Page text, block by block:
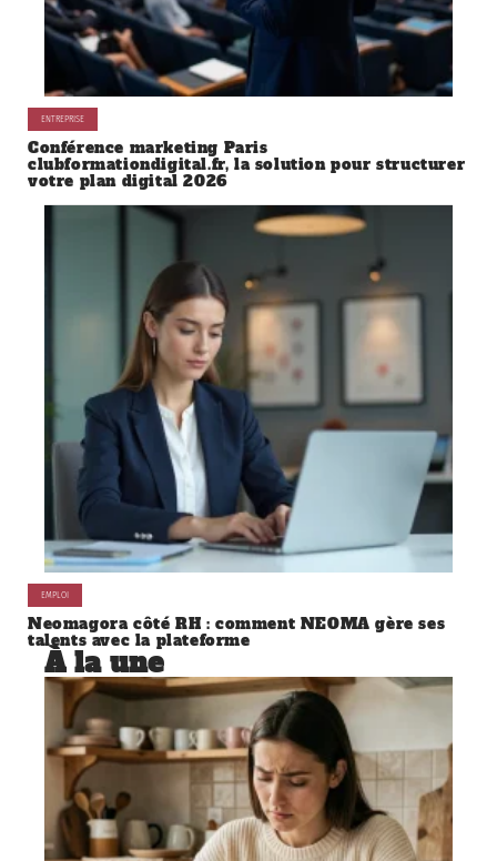
Sous les projecteurs
ENTREPRISE
Conférence marketing Paris
clubformationdigital.fr, la solution pour structurer
votre plan digital 2026